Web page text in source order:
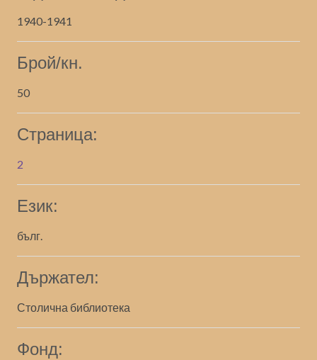
1940-1941
Брой/кн.
50
Страница:
2
Език:
бълг.
Държател:
Столична библиотека
Фонд: